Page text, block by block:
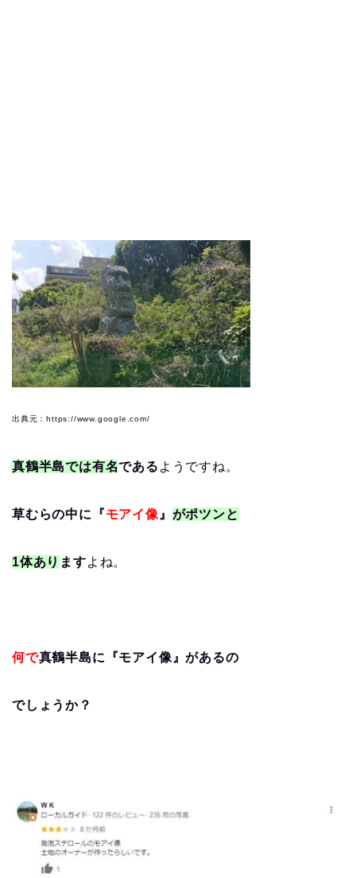
出典元：https://www.google.com/
真鶴半島では有名である ようですね。
草むらの中に『モアイ像 』 がポツンと
1体あり ますよね。
何で真鶴半島に『モアイ像』があるの
でしょうか？